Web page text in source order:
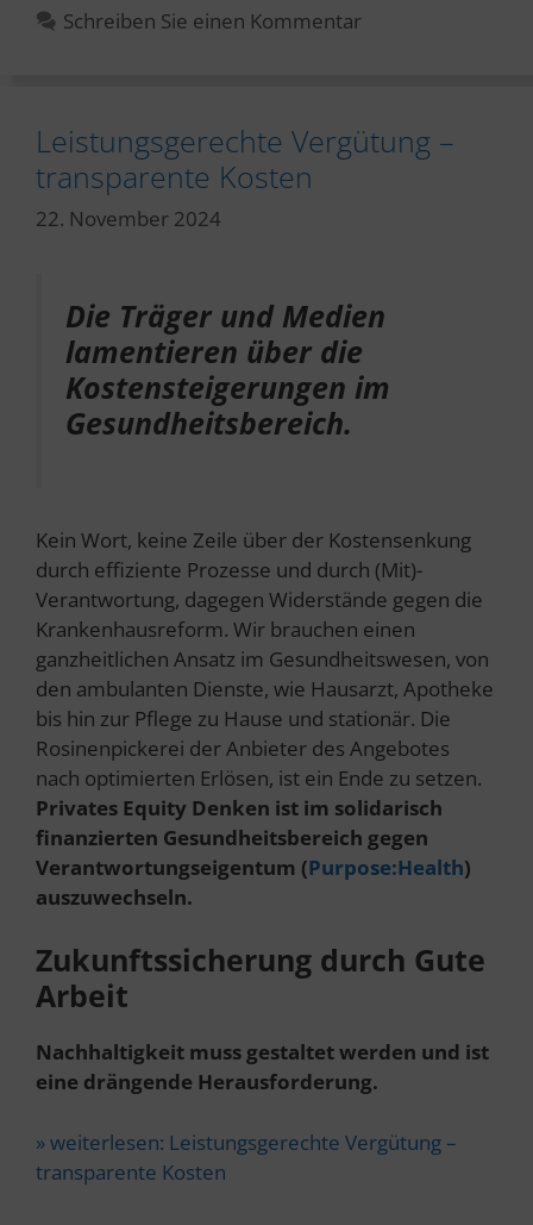
Schreiben Sie einen Kommentar
Leistungsgerechte Vergütung –
transparente Kosten
22. November 2024
Die Träger und Medien
lamentieren über die
Kostensteigerungen im
Gesundheitsbereich.
Kein Wort, keine Zeile über der Kostensenkung
durch effiziente Prozesse und durch (Mit)-
Verantwortung, dagegen Widerstände gegen die
Krankenhausreform. Wir brauchen einen
ganzheitlichen Ansatz im Gesundheitswesen, von
den ambulanten Dienste, wie Hausarzt, Apotheke
bis hin zur Pflege zu Hause und stationär. Die
Rosinenpickerei der Anbieter des Angebotes
nach optimierten Erlösen, ist ein Ende zu setzen.
Privates Equity Denken ist im solidarisch
finanzierten Gesundheitsbereich gegen
Verantwortungseigentum (Purpose:Health)
auszuwechseln.
Zukunftssicherung durch Gute
Arbeit
Nachhaltigkeit muss gestaltet werden und ist
eine drängende Herausforderung.
» weiterlesen: Leistungsgerechte Vergütung –
transparente Kosten